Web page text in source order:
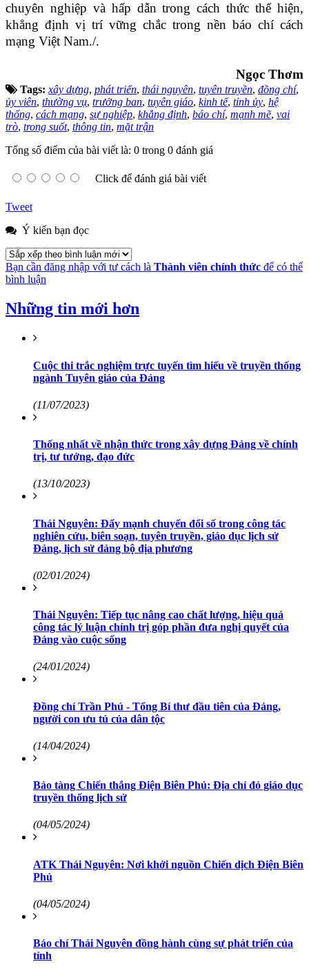
chuyên nghiệp và hấp dẫn trong cách thức thể hiện,
khẳng định vị trí vững chắc trong nền báo chí cách
mạng Việt Nam./.
Ngọc Thơm
Tags:xây dựng, phát triển, thái nguyên, tuyên truyền, đồng chí,
ủy viên, thường vụ, trưởng ban, tuyên giáo, kinh tế, tỉnh ủy, hệ
thống, cách mạng, sự nghiệp, khẳng định, báo chí, mạnh mẽ, vai
trò, trong suốt, thông tin, mặt trận
Tổng số điểm của bài viết là: 0 trong 0 đánh giá
Click để đánh giá bài viết
Tweet
Ý kiến bạn đọc
Bạn cần đăng nhập với tư cách là Thành viên chính thức để có thể
bình luận
Những tin mới hơn
Cuộc thi trắc nghiệm trực tuyến tìm hiểu về truyền thống
ngành Tuyên giáo của Đảng
(11/07/2023)
Thống nhất về nhận thức trong xây dựng Đảng về chính
trị, tư tưởng, đạo đức
(13/10/2023)
Thái Nguyên: Đẩy mạnh chuyển đổi số trong công tác
nghiên cứu, biên soạn, tuyên truyền, giáo dục lịch sử
Đảng, lịch sử đảng bộ địa phương
(02/01/2024)
Thái Nguyên: Tiếp tục nâng cao chất lượng, hiệu quả
công tác lý luận chính trị góp phần đưa nghị quyết của
Đảng vào cuộc sống
(24/01/2024)
Đồng chí Trần Phú - Tổng Bí thư đầu tiên của Đảng,
người con ưu tú của dân tộc
(14/04/2024)
Bảo tàng Chiến thắng Điện Biên Phủ: Địa chỉ đỏ giáo dục
truyền thống lịch sử
(04/05/2024)
ATK Thái Nguyên: Nơi khởi nguồn Chiến dịch Điện Biên
Phủ
(04/05/2024)
Báo chí Thái Nguyên đồng hành cùng sự phát triển của
tỉnh